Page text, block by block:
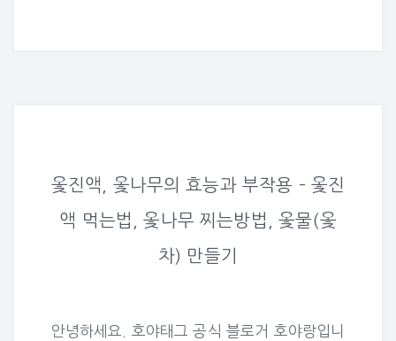
옻진액, 옻나무의 효능과 부작용 – 옻진
액 먹는법, 옻나무 찌는방법, 옻물(옻
차) 만들기
안녕하세요. 호야태그 공식 블로거 호야랑입니